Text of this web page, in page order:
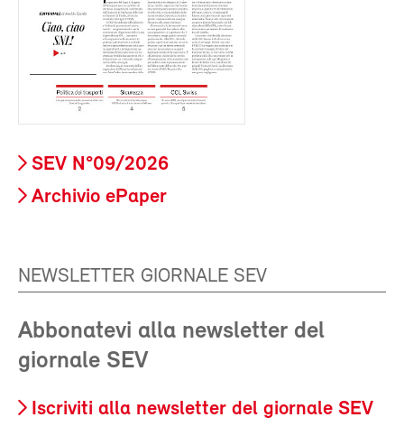
SEV N°09/2026
Archivio ePaper
NEWSLETTER GIORNALE SEV
Abbonatevi alla newsletter del
giornale SEV
Iscriviti alla newsletter del giornale SEV